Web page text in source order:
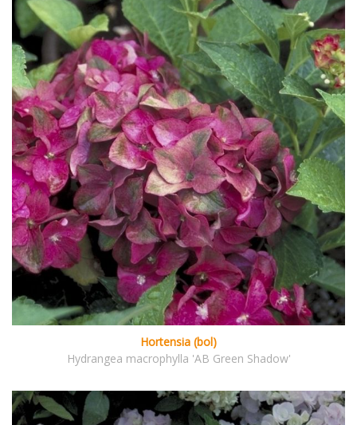
Hortensia (bol)
Hydrangea macrophylla 'AB Green Shadow'